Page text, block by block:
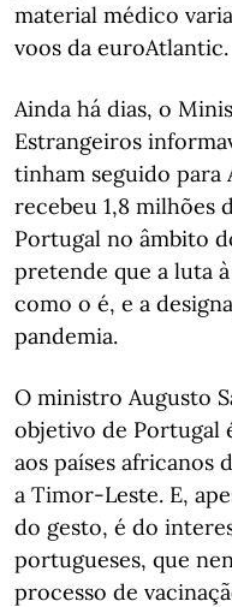
material médico
voos da euroAtlantic.
Ainda há dias, o
Estrangeiros
tinham seguido para
recebeu 1,8 milhões
Portugal no âmbito
pretende que a luta
como o é, e a
pandemia.
O ministro Augusto
objetivo de Portugal
aos países africanos
a Timor-Leste. E,
do gesto, é do
portugueses, que
processo de